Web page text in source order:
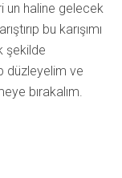
un haline gelecek
bu karışımı
şekilde
düzleyelim ve
bırakalım.